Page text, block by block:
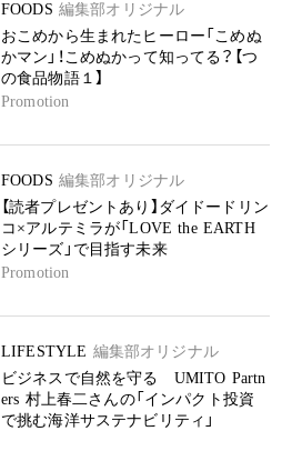
FOODS 編集部オリジナル
おこめから生まれたヒーロー「こめぬ
かマン」！こめぬかって知ってる？【つ
の食品物語１】
Promotion
FOODS 編集部オリジナル
【読者プレゼントあり】ダイドードリン
コ×アルテミラが「LOVE the EARTH
シリーズ」で目指す未来
Promotion
LIFESTYLE 編集部オリジナル
ビジネスで自然を守る UMITO Partn
ers 村上春二さんの「インパクト投資
で挑む海洋サステナビリティ」